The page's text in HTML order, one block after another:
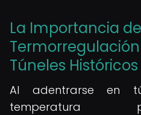
La Importancia
Túneles Históricos
Al adentrarse en
temperatura